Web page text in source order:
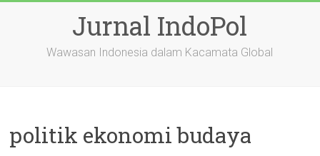
Jurnal IndoPol
Wawasan Indonesia dalam Kacamata Global
politik ekonomi budaya